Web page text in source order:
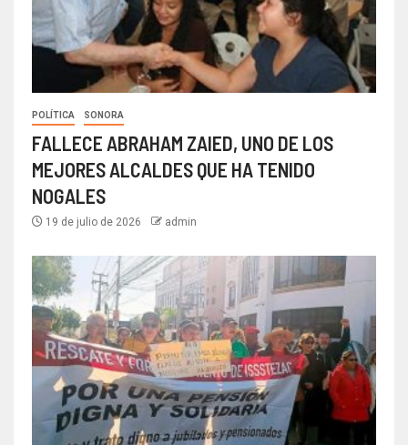
POLÍTICA SONORA
FALLECE ABRAHAM ZAIED, UNO DE LOS
MEJORES ALCALDES QUE HA TENIDO
NOGALES
19 de julio de 2026 admin